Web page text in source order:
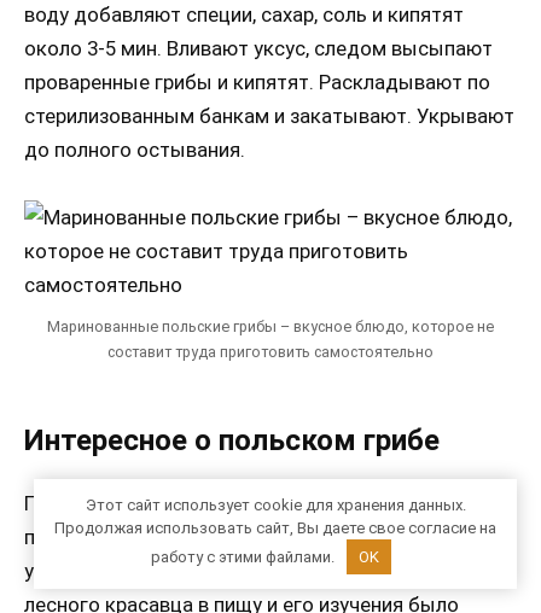
воду добавляют специи, сахар, соль и кипятят
около 3-5 мин. Вливают уксус, следом высыпают
проваренные грибы и кипятят. Раскладывают по
стерилизованным банкам и закатывают. Укрывают
до полного остывания.
Маринованные польские грибы – вкусное блюдо, которое не
составит труда приготовить самостоятельно
Интересное о польском грибе
Панский боровик пользуется большой
популярностью, его вкусовые качества слегка
уступают белому грибу. За время употребления
лесного красавца в пищу и его изучения было
Этот сайт использует cookie для хранения данных.
Продолжая использовать сайт, Вы даете свое согласие на
работу с этими файлами.
OK